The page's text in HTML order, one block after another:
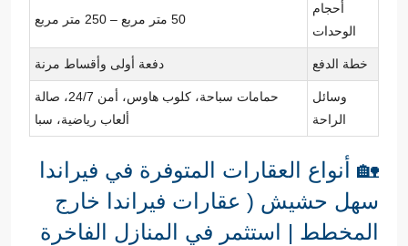
أحجام
الوحدات
50 متر مربع – 250 متر مربع
خطة الدفع دفعة أولى وأقساط مرنة
وسائل
الراحة
حمامات سباحة، كلوب هاوس، أمن 24/7، صالة
ألعاب رياضية، سبا
🏡 أنواع العقارات المتوفرة في فيراندا
سهل حشيش ( عقارات فيراندا خارج
المخطط | استثمر في المنازل الفاخرة